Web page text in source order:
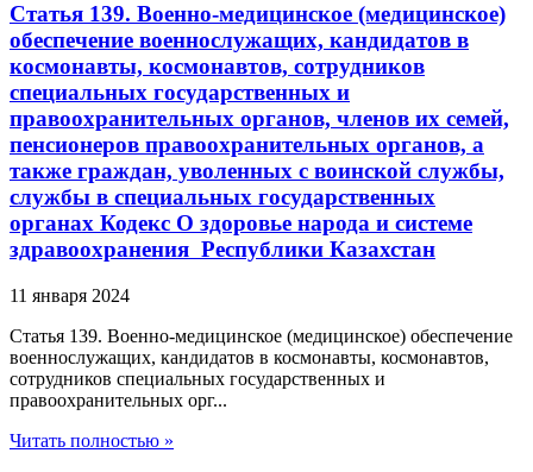
Статья 139. Военно-медицинское (медицинское)
обеспечение военнослужащих, кандидатов в
космонавты, космонавтов, сотрудников
специальных государственных и
правоохранительных органов, членов их семей,
пенсионеров правоохранительных органов, а
также граждан, уволенных с воинской службы,
службы в специальных государственных
органах Кодекс О здоровье народа и системе
здравоохранения Республики Казахстан
11 января 2024
Статья 139. Военно-медицинское (медицинское) обеспечение
военнослужащих, кандидатов в космонавты, космонавтов,
сотрудников специальных государственных и
правоохранительных орг...
Читать полностью »